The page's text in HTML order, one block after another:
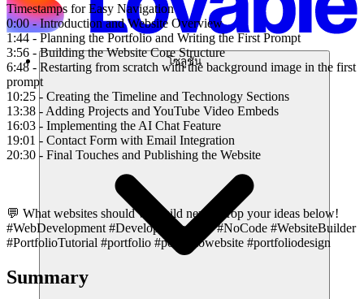
โซลูชัน
Timestamps for Easy Navigation
0:00 - Introduction and Website Overview
1:44 - Planning the Portfolio and Writing the First Prompt
3:56 - Building the Website Core Structure
6:48 - Restarting from scratch with the background image in the first
prompt
10:25 - Creating the Timeline and Technology Sections
13:38 - Adding Projects and YouTube Video Embeds
16:03 - Implementing the AI Chat Feature
19:01 - Contact Form with Email Integration
20:30 - Final Touches and Publishing the Website
💬 What websites should we build next? Drop your ideas below!
#WebDevelopment #DeveloperPortfolio #NoCode #WebsiteBuilder
#PortfolioTutorial #portfolio #portfoliowebsite #portfoliodesign
Summary